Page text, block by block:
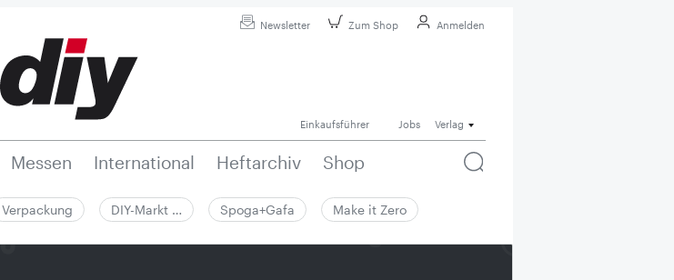
Newsletter Zum Shop Anmelden
Einkaufsführer Jobs Verlag
Messen International Heftarchiv Shop
Verpackung DIY-Markt … Spoga+Gafa Make it Zero